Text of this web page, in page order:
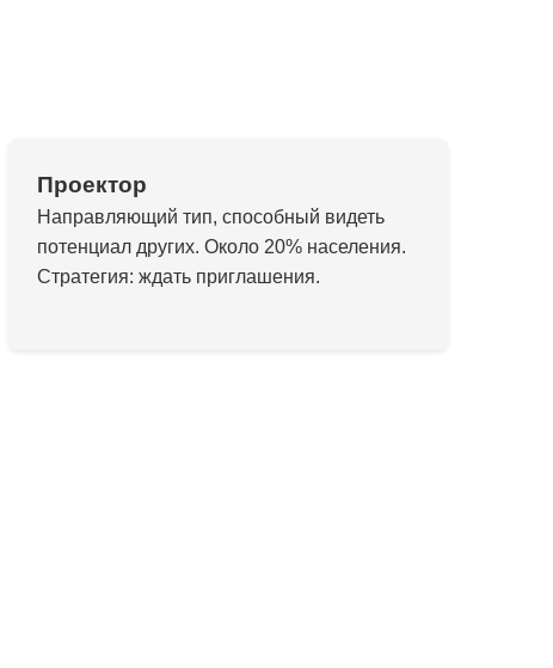
Проектор
Направляющий тип, способный видеть
потенциал других. Около 20% населения.
Стратегия: ждать приглашения.